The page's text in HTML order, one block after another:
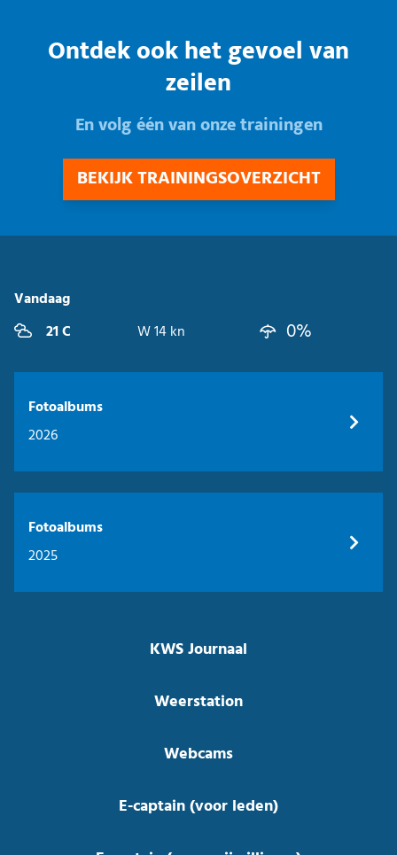
Ontdek ook het gevoel van
zeilen
En volg één van onze trainingen
BEKIJK TRAININGSOVERZICHT
Vandaag
21 C
W 14 kn 0%
Fotoalbums
2026
Fotoalbums
2025
KWS Journaal
Weerstation
Webcams
E-captain (voor leden)